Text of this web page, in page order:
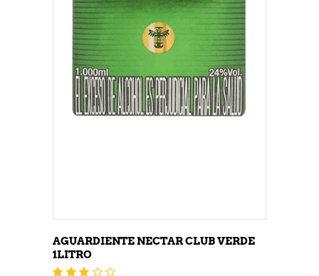
AGUARDIENTE NECTAR CLUB VERDE
1LITRO